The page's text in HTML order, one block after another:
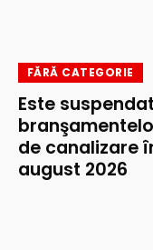
FĂRĂ CATEGORIE
Este
de canalizare
august 2026